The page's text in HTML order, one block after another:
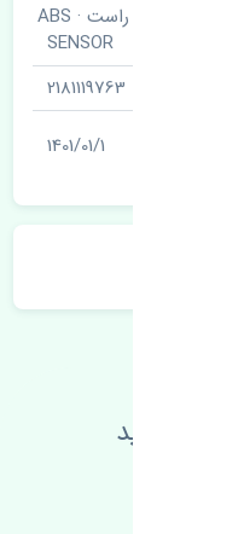
سنسور ABS جلو راست · ABS
SENSOR
2181119763
1401/01/1
بالا ببرید